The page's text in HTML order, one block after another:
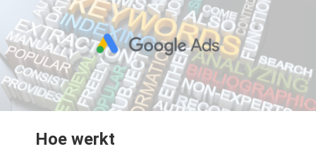
Hoe werkt
zijn
om